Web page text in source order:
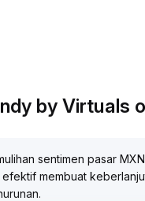
by Virtuals
sentimen pasar
membuat
.